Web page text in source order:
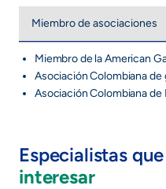
Miembro de asociaciones
Miembro de la American
Asociación Colombiana
Asociación Colombiana de
Especialistas
interesar